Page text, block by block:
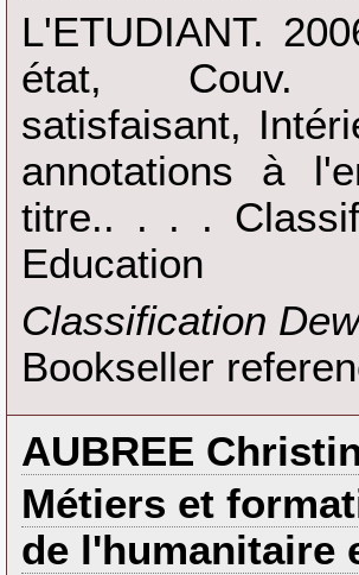
‎L'ETUDIANT.
état, Couv.
satisfaisant,
annotations à
titre.. . . .
Education‎
‎Classification
Bookseller
‎AUBREE
‎Métiers et
de l'humanitaire